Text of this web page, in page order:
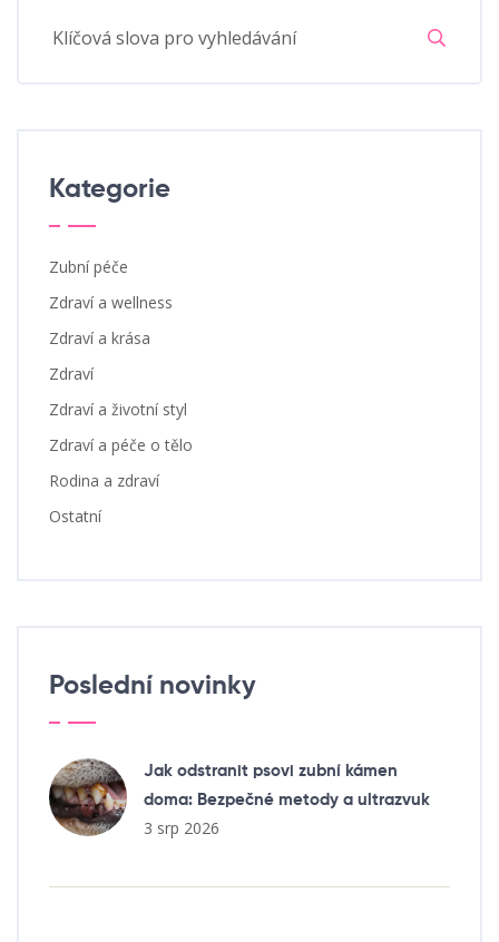
Kategorie
Zubní péče
Zdraví a wellness
Zdraví a krása
Zdraví
Zdraví a životní styl
Zdraví a péče o tělo
Rodina a zdraví
Ostatní
Poslední novinky
Jak odstranit psovi zubní kámen
doma: Bezpečné metody a ultrazvuk
3 srp 2026